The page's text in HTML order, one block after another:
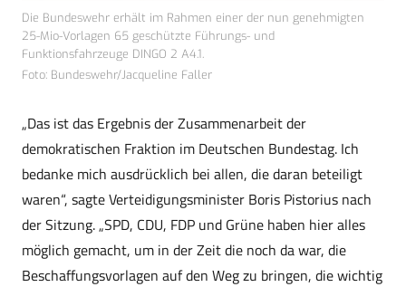
Die Bundeswehr erhält im Rahmen einer der nun genehmigten
25-Mio-Vorlagen 65 geschützte Führungs- und
Funktionsfahrzeuge DINGO 2 A4.1.
Foto: Bundeswehr/Jacqueline Faller
„Das ist das Ergebnis der Zusammenarbeit der
demokratischen Fraktion im Deutschen Bundestag. Ich
bedanke mich ausdrücklich bei allen, die daran beteiligt
waren“, sagte Verteidigungsminister Boris Pistorius nach
der Sitzung. „SPD, CDU, FDP und Grüne haben hier alles
möglich gemacht, um in der Zeit die noch da war, die
Beschaffungsvorlagen auf den Weg zu bringen, die wichtig